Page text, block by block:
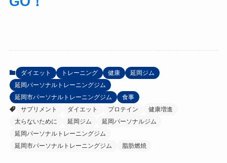
ダイエット トレーニング 健康
延岡ジム
延岡パーソナルトレーニングジム
延岡市パーソナルトレーニングジム
食事
サプリメント
ダイエット プロテイン
健康増進
太らないために
延岡ジム
延岡パーソナルジム
延岡パーソナルトレーニングジム
延岡市パーソナルトレーニングジム
脂肪燃焼